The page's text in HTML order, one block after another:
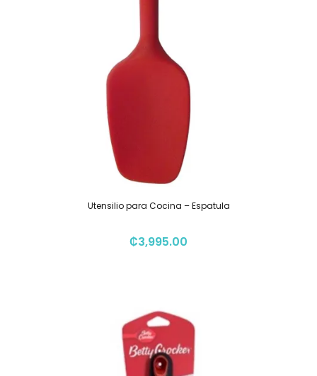
Utensilio para Cocina – Espatula
₡3,995.00